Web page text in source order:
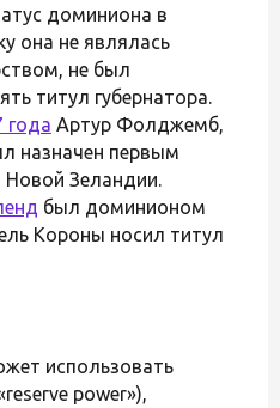
доминиона в
она не являлась
не был
титул губернатора.
года Артур Фолджемб,
назначен первым
Новой Зеландии.
был доминионом
Короны носил титул
использовать
power»),